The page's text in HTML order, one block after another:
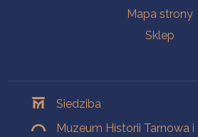
Mapa strony
Sklep
Siedziba
Muzeum Historii Tarnowa i